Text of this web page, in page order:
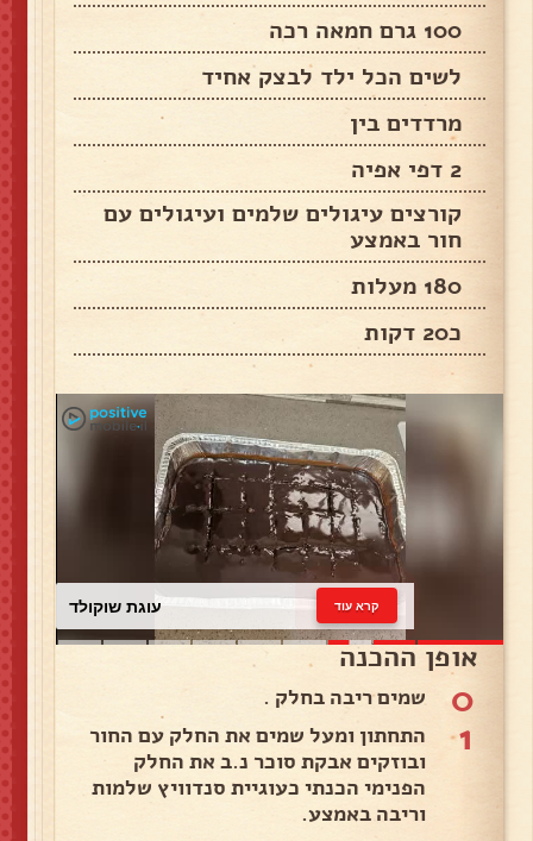
100 גרם חמאה רכה
לשים הכל ילד לבצק אחיד
מרדדים בין
2 דפי אפיה
קורצים עיגולים שלמים ועיגולים עם
חור באמצע
180 מעלות
כ20 דקות
עוגת שוקולד קרא עוד
אופן ההכנה
0 שמים ריבה בחלק .
1
התחתון ומעל שמים את החלק עם החור
ובוזקים אבקת סוכר נ.ב את החלק
הפנימי הכנתי כעוגיית סנדוויץ שלמות
וריבה באמצע.